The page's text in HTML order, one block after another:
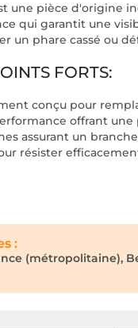
une pièce d'origine
qui garantit une
un phare cassé ou
FORTS:
conçu pour
offrant
assurant un
résister
:
(métropolitaine),